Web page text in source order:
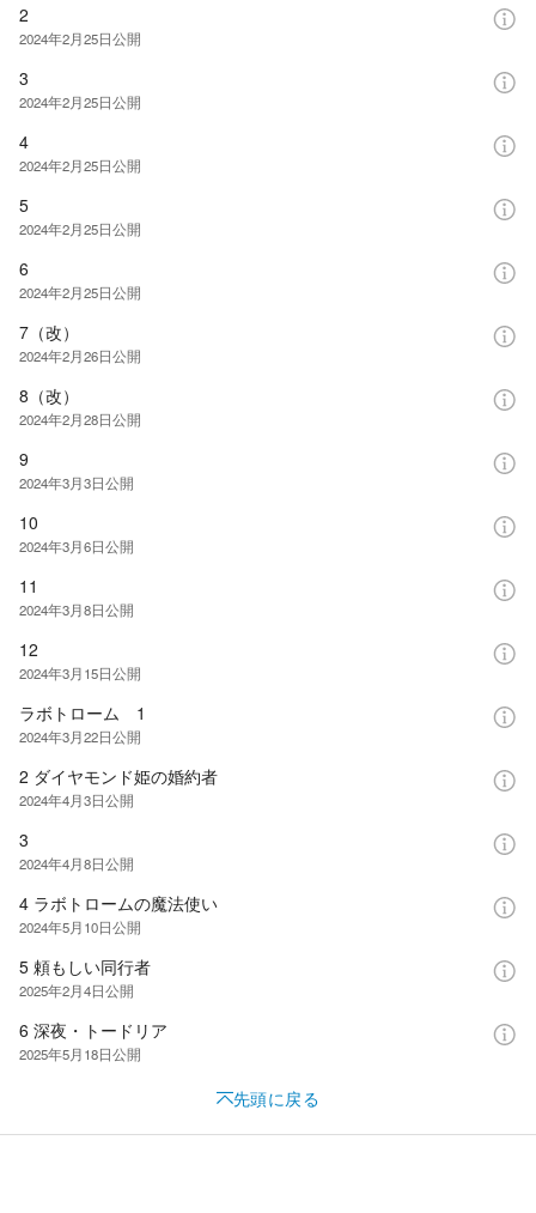
2
2024年2月25日公開
3
2024年2月25日公開
4
2024年2月25日公開
5
2024年2月25日公開
6
2024年2月25日公開
7（改）
2024年2月26日公開
8（改）
2024年2月28日公開
9
2024年3月3日公開
10
2024年3月6日公開
11
2024年3月8日公開
12
2024年3月15日公開
ラボトローム 1
2024年3月22日公開
2 ダイヤモンド姫の婚約者
2024年4月3日公開
3
2024年4月8日公開
4 ラボトロームの魔法使い
2024年5月10日公開
5 頼もしい同行者
2025年2月4日公開
6 深夜・トードリア
2025年5月18日公開
先頭に戻る